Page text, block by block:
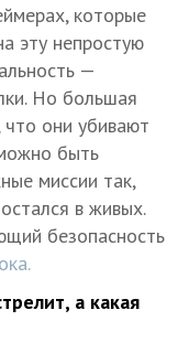
которые
эту непростую
—
Но большая
что они убивают
быть
миссии так,
в живых.
безопасность
а какая